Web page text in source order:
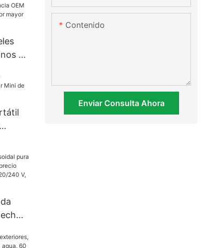
de
por
6
Contenido
Enviar Consulta Ahora